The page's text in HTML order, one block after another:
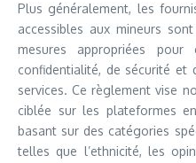
Plus généralement, les
accessibles aux mineurs
mesures appropriées
confidentialité, de sécurité et
services. Ce règlement vise
ciblée sur les plateformes
basant sur des catégories
telles que l’ethnicité, les